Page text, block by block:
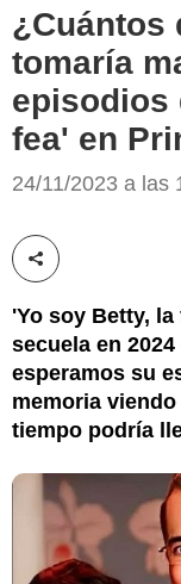
¿Cuántos
tomaría
episodios
fea' en
24/11/2023 a las
Compartir esta
'Yo soy Betty,
secuela en
esperamos su
memoria
tiempo podría